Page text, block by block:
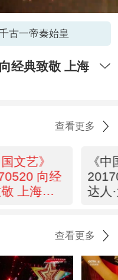
古一帝秦始皇
经典致敬 上海
查看更多
国文艺》
向经
上海电
《
达人
查看更多